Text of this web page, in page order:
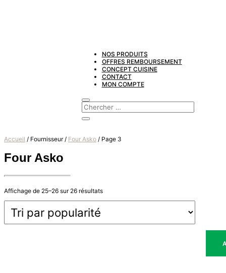
NOS PRODUITS
OFFRES REMBOURSEMENT
CONCEPT CUISINE
CONTACT
MON COMPTE
Accueil / Fournisseur / Four Asko / Page 3
Four Asko
Affichage de 25–26 sur 26 résultatsTrié